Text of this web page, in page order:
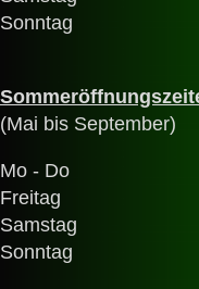
Sonntag
(Mai bis September)
Mo - Do
Freitag
Samstag
Sonntag